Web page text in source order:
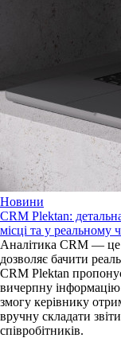
Новини
CRM Plektan:
місці та у реальному
Аналітика CRM — це
дозволяє бачити
CRM Plektan
вичерпну інформацію
змогу керівнику
вручну складати
співробітників.